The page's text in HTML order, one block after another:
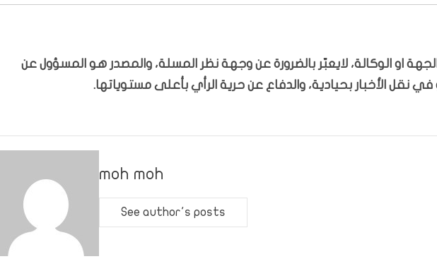
او الوكالة، لايعبّر بالضرورة عن وجهة نظر المسلة، والمصدر هو المسؤول عن
الأخبار بحيادية، والدفاع عن حرية الرأي بأعلى مستوياتها.
moh moh
See author's posts